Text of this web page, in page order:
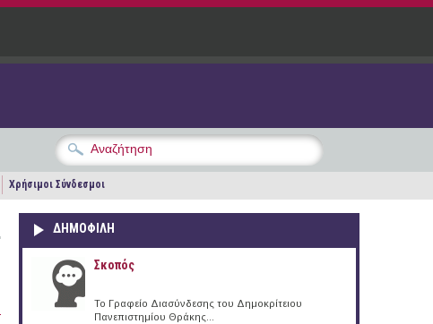
Χρήσιμοι Σύνδεσμοι
ΔΗΜΟΦΙΛΗ
Σκοπός
Το Γραφείο Διασύνδεσης του Δημοκρίτειου
Πανεπιστημίου Θράκης...